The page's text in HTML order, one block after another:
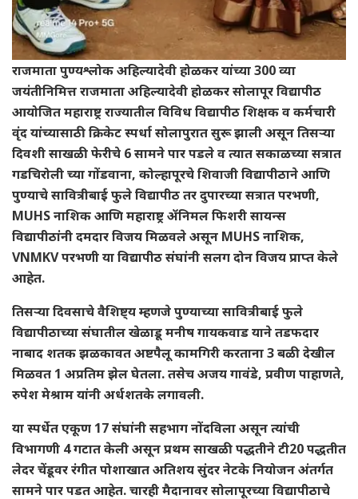
राजमाता पुण्यश्लोक अहिल्यादेवी होळकर यांच्या 300 व्या
जयंतीनिमित्त राजमाता अहिल्यादेवी होळकर सोलापूर विद्यापीठ
आयोजित महाराष्ट्र राज्यातील विविध विद्यापीठ शिक्षक व कर्मचारी
वृंद यांच्यासाठी क्रिकेट स्पर्धा सोलापुरात सुरू झाली असून तिसऱ्या
दिवशी साखळी फेरीचे 6 सामने पार पडले व त्यात सकाळच्या सत्रात
गडचिरोली च्या गोंडवाना, कोल्हापूरचे शिवाजी विद्यापीठाने आणि
पुण्याचे सावित्रीबाई फुले विद्यापीठ तर दुपारच्या सत्रात परभणी,
MUHS नाशिक आणि महाराष्ट्र ॲनिमल फिशरी सायन्स
विद्यापीठांनी दमदार विजय मिळवले असून MUHS नाशिक,
VNMKV परभणी या विद्यापीठ संघांनी सलग दोन विजय प्राप्त केले
आहेत.
तिसऱ्या दिवसाचे वैशिष्ट्य म्हणजे पुण्याच्या सावित्रीबाई फुले
विद्यापीठाच्या संघातील खेळाडू मनीष गायकवाड याने तडफदार
नाबाद शतक झळकावत अष्टपैलू कामगिरी करताना 3 बळी देखील
मिळवत 1 अप्रतिम झेल घेतला. तसेच अजय गावंडे, प्रवीण पाहाणते,
रुपेश मेश्राम यांनी अर्धशतके लगावली.
या स्पर्धेत एकूण 17 संघांनी सहभाग नोंदविला असून त्यांची
विभागणी 4 गटात केली असून प्रथम साखळी पद्धतीने टी20 पद्धतीत
लेदर चेंडूवर रंगीत पोशाखात अतिशय सुंदर नेटके नियोजन अंतर्गत
सामने पार पडत आहेत. चारही मैदानावर सोलापूरच्या विद्यापीठाचे